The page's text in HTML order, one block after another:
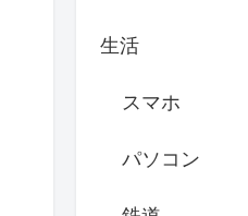
生活
スマホ
パソコン